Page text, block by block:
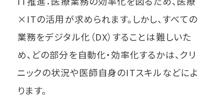
×ITの活用が求められます。しかし、すべての
業務をデジタル化（DX）することは難しいた
め、どの部分を自動化・効率化するかは、クリ
ニックの状況や医師自身のITスキルなどによ
ります。